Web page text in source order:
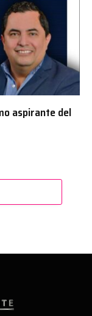
aspirante del